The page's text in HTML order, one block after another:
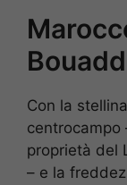
Con la stellina
centrocampo
proprietà del
– e la